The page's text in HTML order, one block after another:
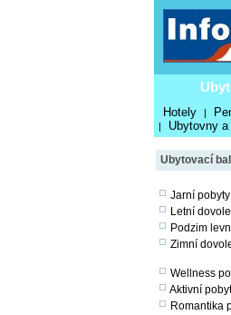
Hotely |
| Ubytovny
Ubytovací
Jarní pobyty
Letní
Podzim
Zimní
Wellness
Aktivní
Romantika